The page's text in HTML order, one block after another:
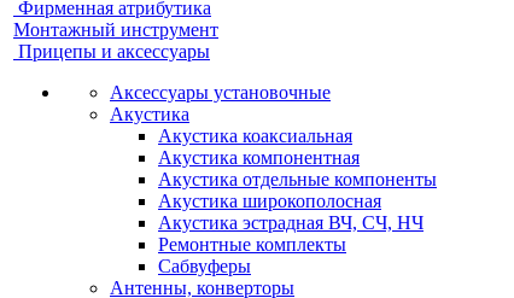
Фирменная атрибутика
Монтажный инструмент
Прицепы и аксессуары
Аксессуары установочные
Акустика
Акустика коаксиальная
Акустика компонентная
Акустика отдельные компоненты
Акустика широкополосная
Акустика эстрадная ВЧ, СЧ, НЧ
Ремонтные комплекты
Сабвуферы
Антенны, конверторы